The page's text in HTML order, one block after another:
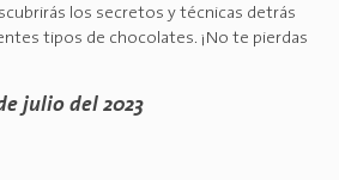
los secretos y técnicas detrás
tipos de chocolates. ¡No te pierdas
julio del 2023